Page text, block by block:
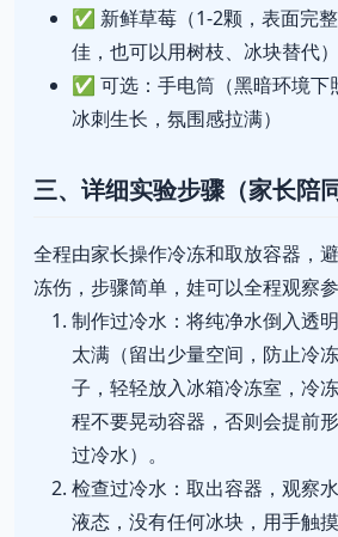
✅ 新鲜草莓（1-2颗，表面完
佳，也可以用树枝、冰块替代）
✅ 可选：手电筒（黑暗环境下
冰刺生长，氛围感拉满）
三、详细实验步骤（家长陪
全程由家长操作冷冻和取放容器，
冻伤，步骤简单，娃可以全程观察参
制作过冷水：将纯净水倒入透
太满（留出少量空间，防止冷
子，轻轻放入冰箱冷冻室，冷
程不要晃动容器，否则会提前
过冷水）。
检查过冷水：取出容器，观察
液态，没有任何冰块，用手触